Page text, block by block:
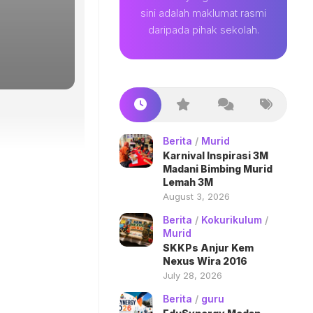
sini adalah maklumat rasmi
daripada pihak sekolah.
Berita / Murid
Karnival Inspirasi 3M
Madani Bimbing Murid
Lemah 3M
August 3, 2026
Berita / Kokurikulum /
Murid
SKKPs Anjur Kem
Nexus Wira 2016
July 28, 2026
Berita / guru